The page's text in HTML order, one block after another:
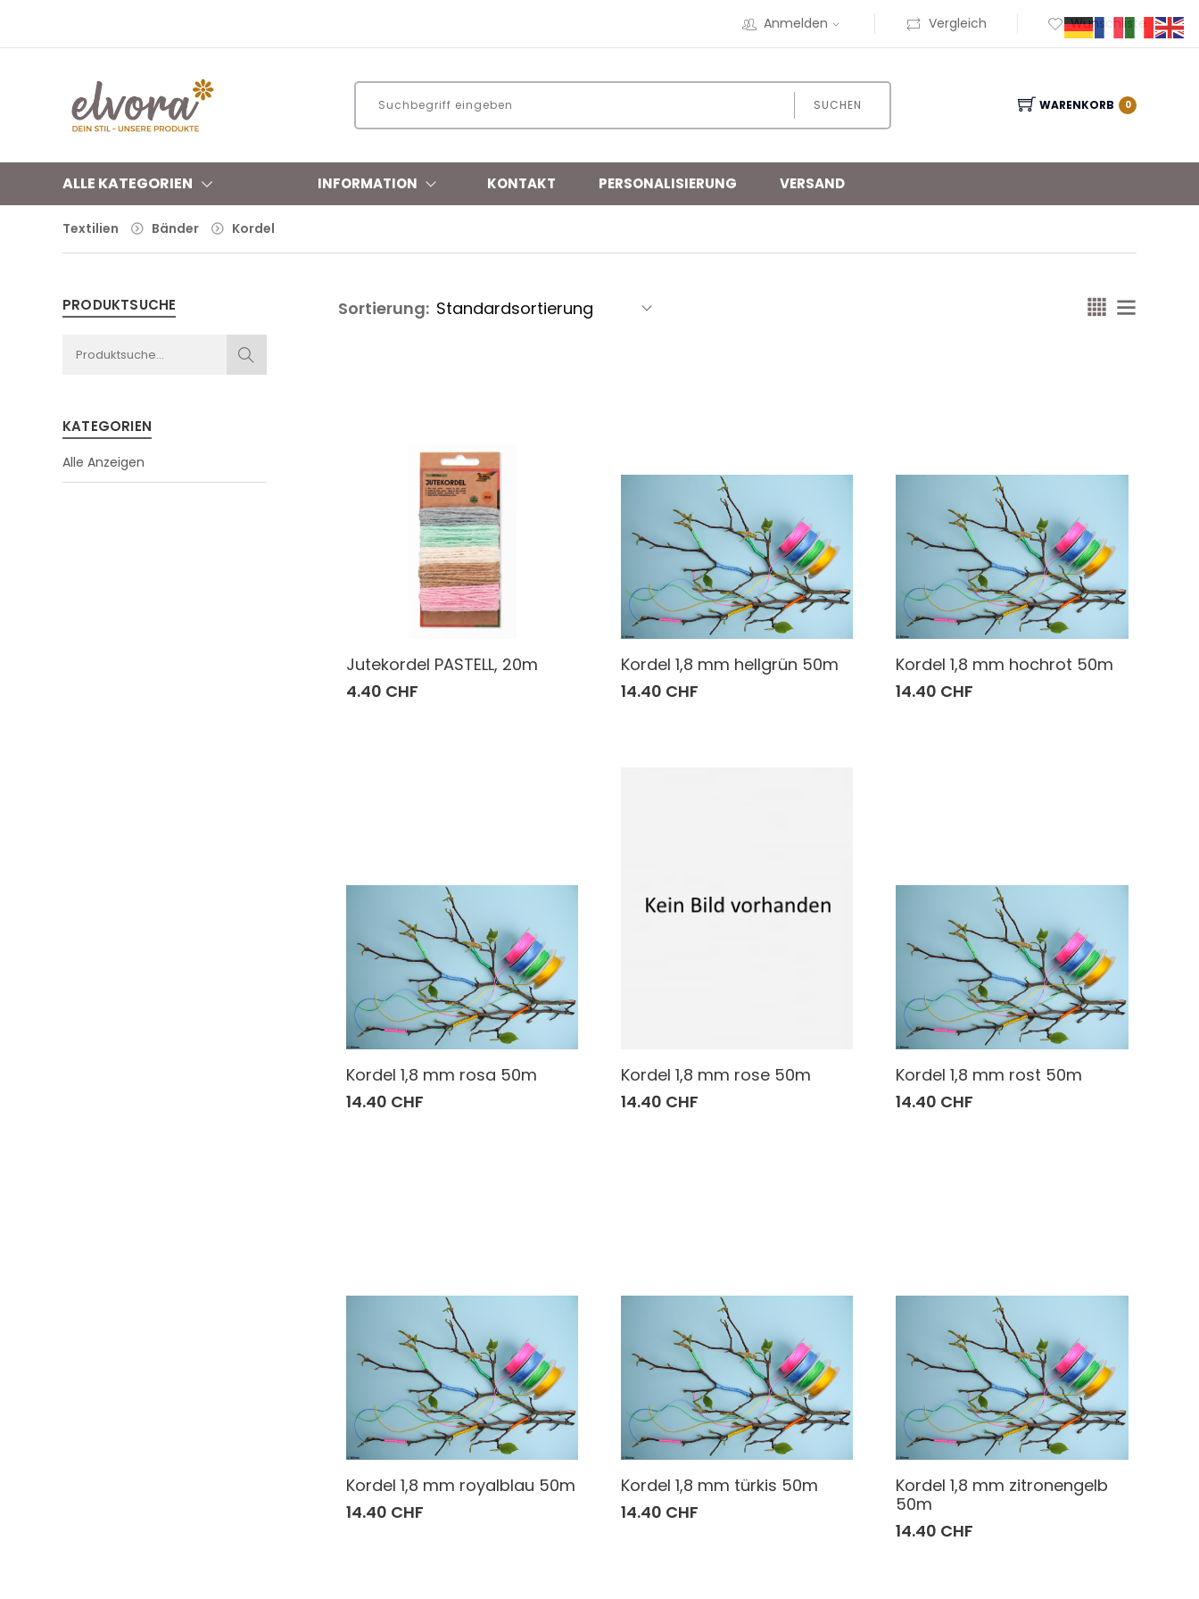
Anmelden Vergleich Wunschliste
SUCHEN WARENKORB 0
ALLE KATEGORIEN INFORMATION KONTAKT PERSONALISIERUNG VERSAND
Textilien Bänder Kordel
PRODUKTSUCHE
KATEGORIEN
Alle Anzeigen
Sortierung:
Jutekordel PASTELL, 20m
4.40 CHF
Kordel 1,8 mm hellgrün 50m
14.40 CHF
Kordel 1,8 mm hochrot 50m
14.40 CHF
Kordel 1,8 mm rosa 50m
14.40 CHF
Kordel 1,8 mm rose 50m
14.40 CHF
Kordel 1,8 mm rost 50m
14.40 CHF
Kordel 1,8 mm royalblau 50m
14.40 CHF
Kordel 1,8 mm türkis 50m
14.40 CHF
Kordel 1,8 mm zitronengelb
50m
14.40 CHF